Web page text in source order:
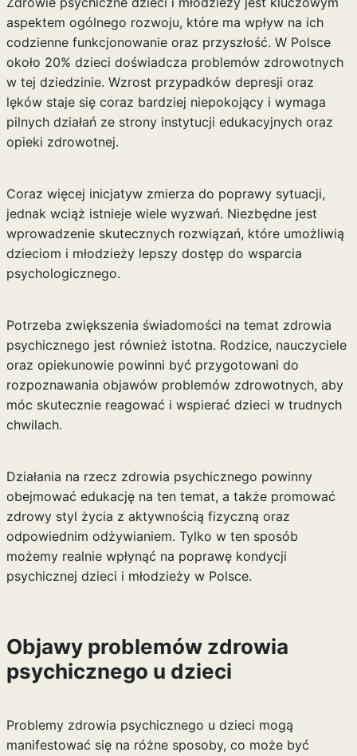
aspektem ogólnego rozwoju, które ma wpływ na ich
codzienne funkcjonowanie oraz przyszłość. W Polsce
około 20% dzieci doświadcza problemów zdrowotnych
w tej dziedzinie. Wzrost przypadków depresji oraz
lęków staje się coraz bardziej niepokojący i wymaga
pilnych działań ze strony instytucji edukacyjnych oraz
opieki zdrowotnej.
Coraz więcej inicjatyw zmierza do poprawy sytuacji,
jednak wciąż istnieje wiele wyzwań. Niezbędne jest
wprowadzenie skutecznych rozwiązań, które umożliwią
dzieciom i młodzieży lepszy dostęp do wsparcia
psychologicznego.
Potrzeba zwiększenia świadomości na temat zdrowia
psychicznego jest również istotna. Rodzice, nauczyciele
oraz opiekunowie powinni być przygotowani do
rozpoznawania objawów problemów zdrowotnych, aby
móc skutecznie reagować i wspierać dzieci w trudnych
chwilach.
Działania na rzecz zdrowia psychicznego powinny
obejmować edukację na ten temat, a także promować
zdrowy styl życia z aktywnością fizyczną oraz
odpowiednim odżywianiem. Tylko w ten sposób
możemy realnie wpłynąć na poprawę kondycji
psychicznej dzieci i młodzieży w Polsce.
Objawy problemów zdrowia
psychicznego u dzieci
Problemy zdrowia psychicznego u dzieci mogą
manifestować się na różne sposoby, co może być